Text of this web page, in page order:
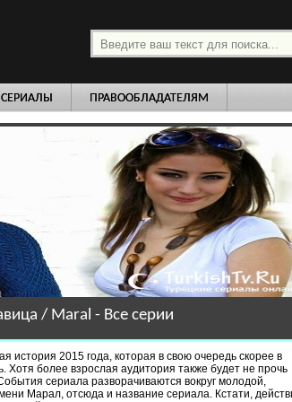
ПРАВООБЛАДАТЕЛЯМ
/ Maral - Все серии
история 2015 года, которая в свою очередь скорее в
более взрослая аудитория также будет не прочь
сериала разворачиваются вокруг молодой,
Марал, отсюда и название сериала. Кстати,